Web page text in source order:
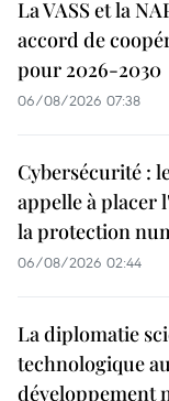
La VASS et la
accord de
pour 2026-2030
06/08/2026 07:38
Cybersécurité :
appelle à
la protection
06/08/2026 02:44
La diplomatie
technologique
développement